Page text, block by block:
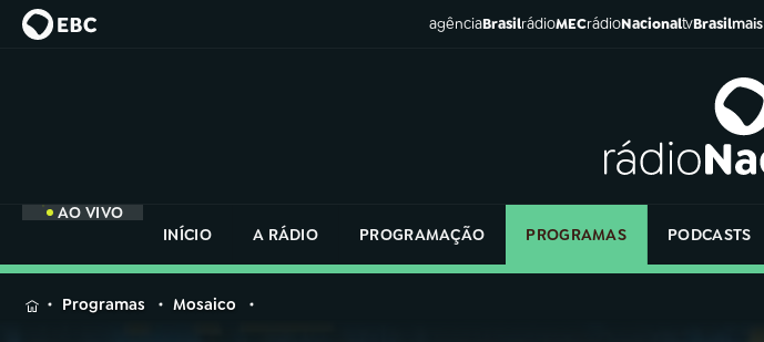
agênciaBrasilrádioMECrádioNacionaltvBrasilmais
AO VIVO
INÍCIO
A RÁDIO PROGRAMAÇÃO PROGRAMAS PODCASTS
MENUProgramas Mosaico